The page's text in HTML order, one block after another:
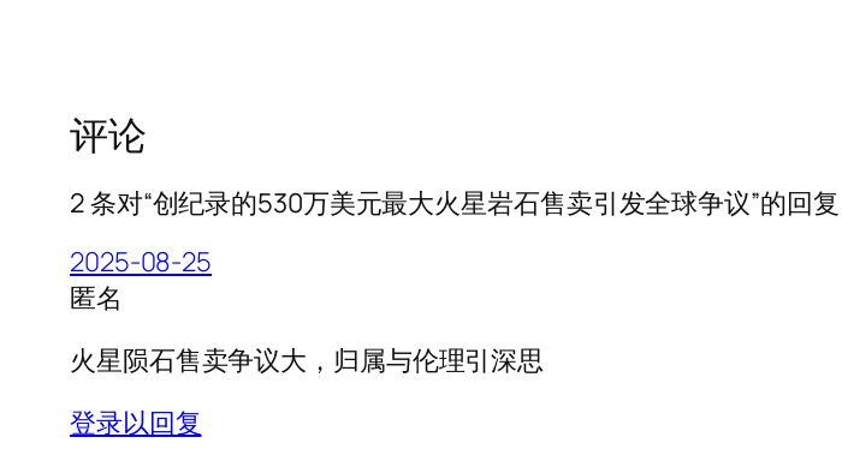
评论
2 条对“创纪录的530万美元最大火星岩石售卖引发全球争议”的回复
2025-08-25
匿名
火星陨石售卖争议大，归属与伦理引深思
登录以回复